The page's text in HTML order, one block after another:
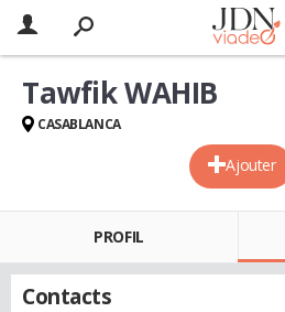
Ajouter
Tawfik WAHIB
CASABLANCA
PROFIL
Contacts